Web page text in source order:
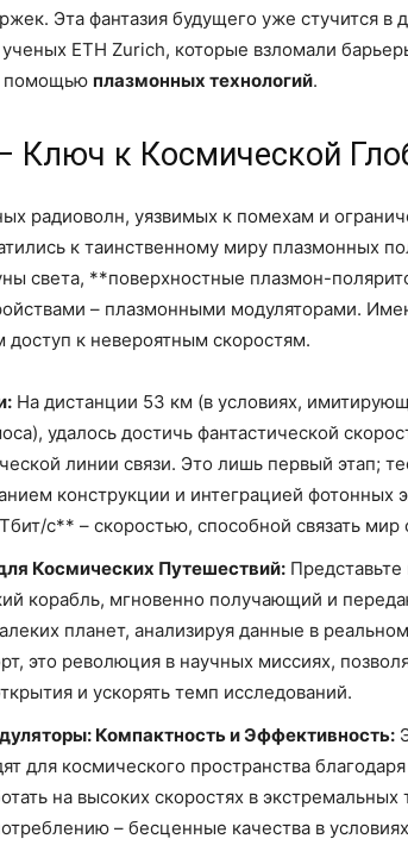
Эта фантазия будущего уже стучится в
ETH Zurich, которые взломали
помощью плазмонных технологий.
Ключ к Космической
радиоволн, уязвимых к помехам и
к таинственному миру плазмонных
света, **поверхностные плазмон-
– плазмонными модуляторами.
к невероятным скоростям.
На дистанции 53 км (в условиях,
удалось достичь фантастической
линии связи. Это лишь первый этап;
конструкции и интеграцией
с** – скоростью, способной связать
Космических Путешествий:
корабль, мгновенно получающий и
планет, анализируя данные в
это революция в научных миссиях,
и ускорять темп исследований.
Компактность и Эффективность:
для космического пространства
на высоких скоростях в
– бесценные качества в